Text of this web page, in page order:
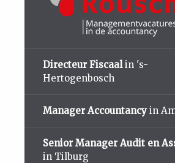
Directeur Fiscaalin 's-
Hertogenbosch
Manager Accountancy in
Senior Manager Audit en
in Tilburg